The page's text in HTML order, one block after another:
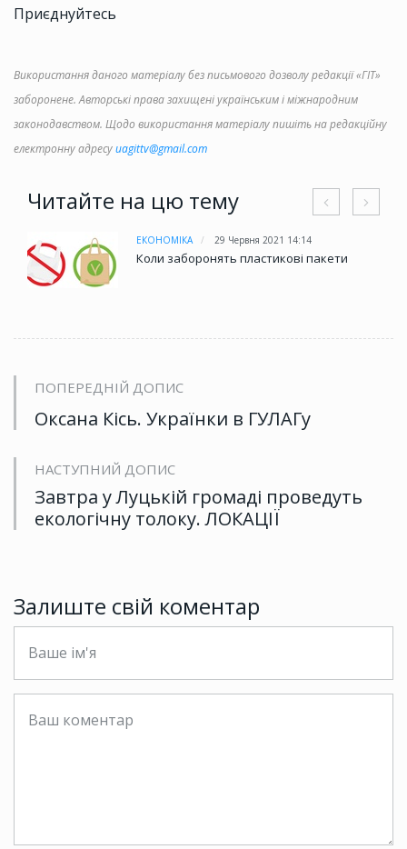
Приєднуйтесь
Використання даного матеріалу без письмового дозволу редакції «ГІТ»
заборонене. Авторські права захищені українським і міжнародним
законодавством. Щодо використання матеріалу пишіть на редакційну
електронну адресуuagittv@gmail.com
Читайте на цю тему
ЕКОНОМІКА 29 Червня 2021 14:14
Коли заборонять пластикові пакети
ПОПЕРЕДНІЙ ДОПИС
Оксана Кісь. Українки в ГУЛАГу
НАСТУПНИЙ ДОПИС
Завтра у Луцькій громаді проведуть
екологічну толоку. ЛОКАЦІЇ
Залиште свій коментар